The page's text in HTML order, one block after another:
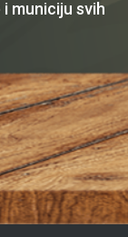
municiju svih